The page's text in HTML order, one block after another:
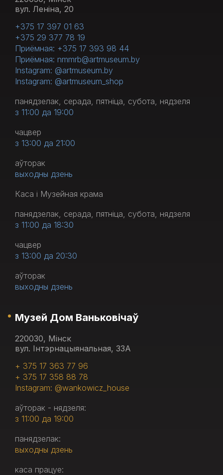
вул. Леніна, 20
+375 17 397 01 63
+375 29 377 78 19
Приёмная: +375 17 393 98 44
Приёмная: nmmrb@artmuseum.by
Instagram: @artmuseum.by
Instagram: @artmuseum_shop
панядзелак, серада, пятніца, субота, нядзеля
з 11:00 да 19:00
чацвер
з 13:00 да 21:00
аўторак
выходны дзень
Каса і Музейная крама
панядзелак, серада, пятніца, субота, нядзеля
з 11:00 да 18:30
чацвер
з 13:00 да 20:30
аўторак
выходны дзень
Музей Дом Ваньковічаў
220030, Мінск
вул. Інтэрнацыянальная, 33А
+ 375 17 363 77 96
+ 375 17 358 88 78
Instagram: @wankowicz_house
аўторак - нядзеля:
з 11:00 да 19:00
панядзелак:
выходны дзень
каса працуе: